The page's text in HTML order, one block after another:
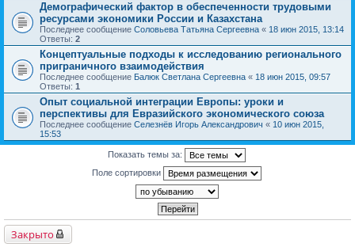
Демографический фактор в обеспеченности трудовыми
ресурсами экономики России и Казахстана
Последнее сообщение Соловьева Татьяна Сергеевна « 18 июн 2015, 13:14
Ответы: 2
Концептуальные подходы к исследованию регионального
приграничного взаимодействия
Последнее сообщение Балюк Светлана Сергеевна « 18 июн 2015, 09:57
Ответы: 1
Опыт социальной интеграции Европы: уроки и
перспективы для Евразийского экономического союза
Последнее сообщение Селезнёв Игорь Александрович « 10 июн 2015,
15:53
Показать темы за:
Поле сортировки
Закрыто